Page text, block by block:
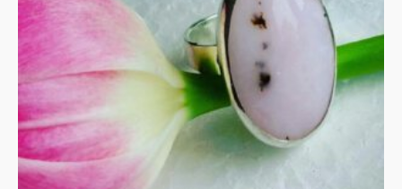
Roze opaal in zilver
€145.00
MEER INFORMATIE